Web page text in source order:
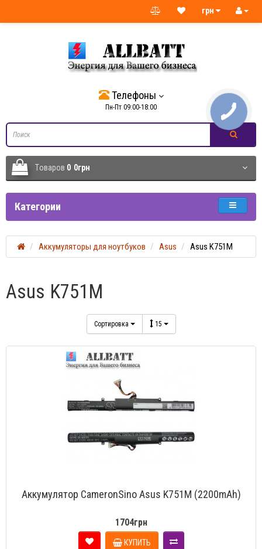
грн
Телефоны
Пн-Пт 09:00-18:00
Tоваров 0 0грн
Категории
Аккумуляторы для ноутбуков Asus Asus K751M
Asus K751M
Сортировка 15
Аккумулятор CameronSino Asus K751M (2200mAh)
1704грн
КУПИТЬ